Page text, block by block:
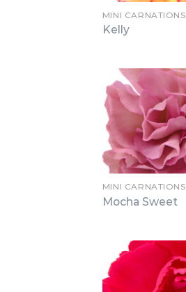
MINI CARNATIONS
Kelly
MINI CARNATIONS
Mocha Sweet